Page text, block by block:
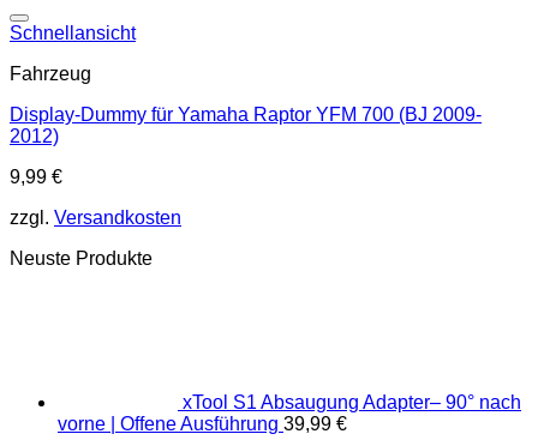
Schnellansicht
Fahrzeug
Display-Dummy für Yamaha Raptor YFM 700 (BJ 2009-
2012)
9,99 €
zzgl. Versandkosten
Neuste Produkte
xTool S1 Absaugung Adapter– 90° nach
vorne | Offene Ausführung 39,99 €